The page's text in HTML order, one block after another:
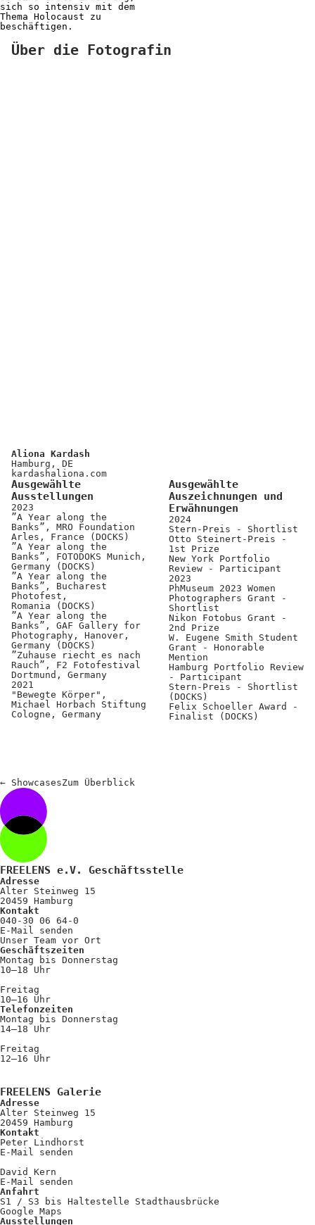
sich so intensiv mit dem
Thema Holocaust zu
beschäftigen.
Über die Fotografin
Aliona Kardash
Hamburg, DE
kardashaliona.com
Ausgewählte
Ausstellungen
2023
”A Year along the
Banks”, MRO Foundation
Arles, France (DOCKS)
”A Year along the
Banks”, FOTODOKS Munich,
Germany (DOCKS)
”A Year along the
Banks”, Bucharest
Photofest,
Romania (DOCKS)
”A Year along the
Banks”, GAF Gallery for
Photography, Hanover,
Germany (DOCKS)
”Zuhause riecht es nach
Rauch”, F2 Fotofestival
Dortmund, Germany
2021
"Bewegte Körper",
Michael Horbach Stiftung
Cologne, Germany
Ausgewählte
Auszeichnungen und
Erwähnungen
2024
Stern-Preis - Shortlist
Otto Steinert-Preis -
1st Prize
New York Portfolio
Review - Participant
2023
PhMuseum 2023 Women
Photographers Grant -
Shortlist
Nikon Fotobus Grant -
2nd Prize
W. Eugene Smith Student
Grant - Honorable
Mention
Hamburg Portfolio Review
- Participant
Stern-Preis - Shortlist
(DOCKS)
Felix Schoeller Award -
Finalist (DOCKS)
← ShowcasesZum Überblick
FREELENS e.V. Geschäftsstelle
Adresse
Alter Steinweg 15
20459 Hamburg
Kontakt
040-30 06 64-0
E-Mail senden
Unser Team vor Ort
Geschäftszeiten
Montag bis Donnerstag
10–18 Uhr
Freitag
10–16 Uhr
Telefonzeiten
Montag bis Donnerstag
14–18 Uhr
Freitag
12–16 Uhr
FREELENS Galerie
Adresse
Alter Steinweg 15
20459 Hamburg
Kontakt
Peter Lindhorst
E-Mail senden
David Kern
E-Mail senden
Anfahrt
S1 / S3 bis Haltestelle Stadthausbrücke
Google Maps
Ausstellungen